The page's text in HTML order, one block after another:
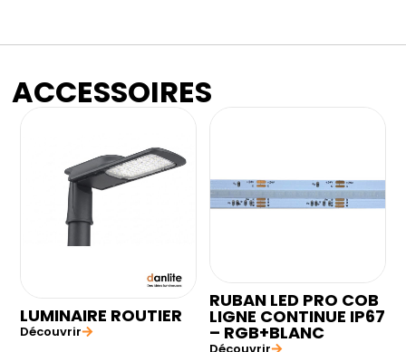
ACCESSOIRES
LUMINAIRE ROUTIER
Découvrir
RUBAN LED PRO COB
LIGNE CONTINUE IP67
– RGB+BLANC